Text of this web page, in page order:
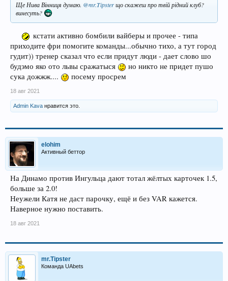
Ще Нива Вінниця думаю. @mr.Tipsterщо скажеш про твій рідний клуб?
винесуть?
кстати активно бомбили вайберы и прочее - типа
приходите фри помогите команды...обычно тихо, а тут город
гудит)) тренер сказал что если придут люди - дает слово шо
будэмо яко ото львы сражатыся
но никто не придет пушо
сука дожжж....
посему просрем
18 авг 2021
Admin Kava нравится это.
elohim
Активный беттор
На Динамо против Ингульца дают тотал жёлтых карточек 1.5,
больше за 2.0!
Неужели Катя не даст парочку, ещё и без VAR кажется.
Наверное нужно поставить.
18 авг 2021
mr.Tipster
Команда UAbets